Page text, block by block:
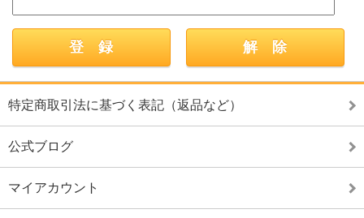
特定商取引法に基づく表記（返品など）
公式ブログ
マイアカウント